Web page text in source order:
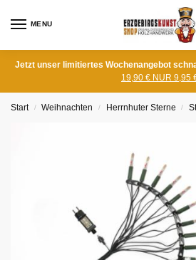
MENU
Jetzt unser limitiertes Wochenangebot
19,90 € NUR 9,95
Start / Weihnachten / Herrnhuter Sterne /